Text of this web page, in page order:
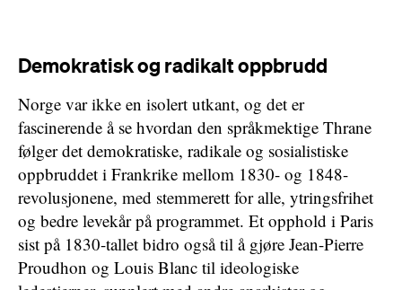
Demokratisk og radikalt oppbrudd
Norge var ikke en isolert utkant, og det er
fascinerende å se hvordan den språkmektige Thrane
følger det demokratiske, radikale og sosialistiske
oppbruddet i Frankrike mellom 1830- og 1848-
revolusjonene, med stemmerett for alle, ytringsfrihet
og bedre levekår på programmet. Et opphold i Paris
sist på 1830-tallet bidro også til å gjøre Jean-Pierre
Proudhon og Louis Blanc til ideologiske